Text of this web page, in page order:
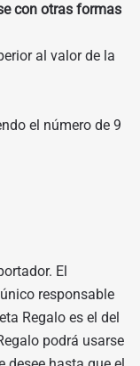
con otras formas
al valor de la
el número de 9
El
responsable
Regalo es el del
podrá usarse